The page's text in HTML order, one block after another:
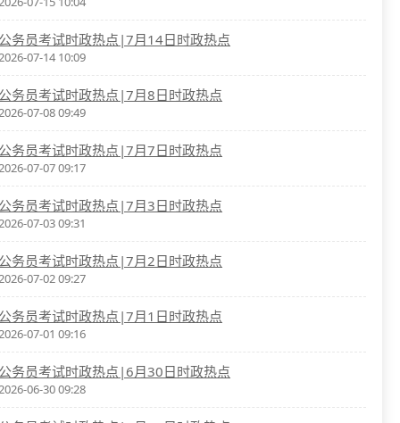
务员考试时政热点|7月14日时政热点
07-14 10:09
务员考试时政热点|7月8日时政热点
07-08 09:49
务员考试时政热点|7月7日时政热点
07-07 09:17
务员考试时政热点|7月3日时政热点
07-03 09:31
务员考试时政热点|7月2日时政热点
07-02 09:27
务员考试时政热点|7月1日时政热点
07-01 09:16
务员考试时政热点|6月30日时政热点
06-30 09:28